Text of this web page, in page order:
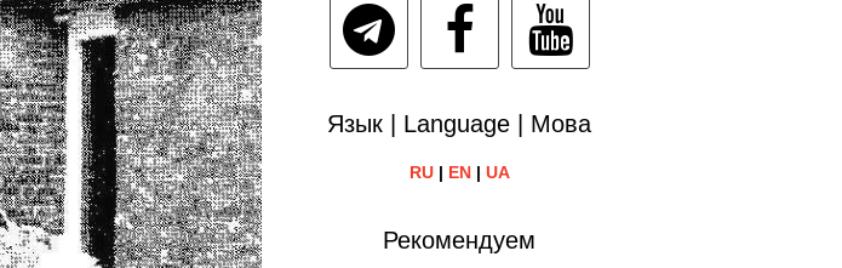
Язык | Language | Мова
RU| EN| UA
Рекомендуем